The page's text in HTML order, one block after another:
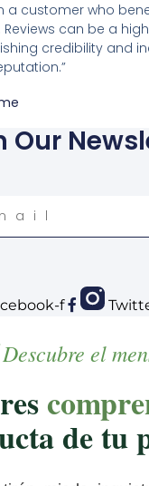
a customer who
can be a
credibility and
Our
f
el
de tu